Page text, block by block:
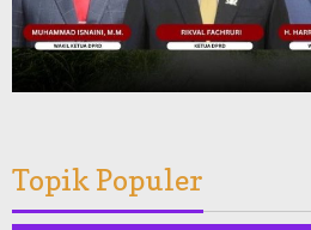
Topik Populer